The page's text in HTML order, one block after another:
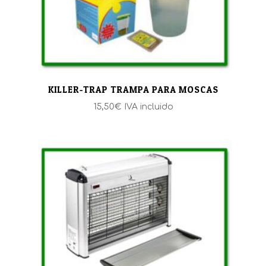
KILLER-TRAP TRAMPA PARA MOSCAS
15,50€ IVA incluido